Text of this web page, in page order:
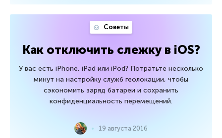
Советы
Как отключить слежку в iOS?
У вас есть iPhone, iPad или iPod? Потратьте несколько
минут на настройку служб геолокации, чтобы
сэкономить заряд батареи и сохранить
конфиденциальность перемещений.
19 августа 2016